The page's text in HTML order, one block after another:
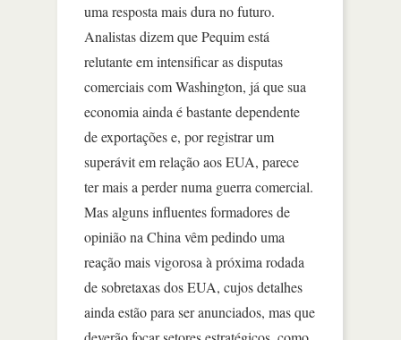
uma resposta mais dura no futuro.
Analistas dizem que Pequim está
relutante em intensificar as disputas
comerciais com Washington, já que sua
economia ainda é bastante dependente
de exportações e, por registrar um
superávit em relação aos EUA, parece
ter mais a perder numa guerra comercial.
Mas alguns influentes formadores de
opinião na China vêm pedindo uma
reação mais vigorosa à próxima rodada
de sobretaxas dos EUA, cujos detalhes
ainda estão para ser anunciados, mas que